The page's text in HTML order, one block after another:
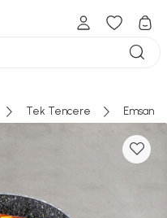
Tek Tencere Emsan